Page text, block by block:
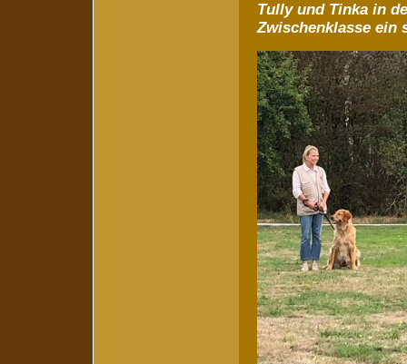
Tully und Tinka in
Zwischenklasse ein